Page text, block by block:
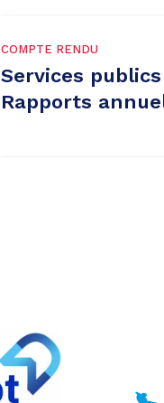
COMPTE RENDU
Services
Rapports